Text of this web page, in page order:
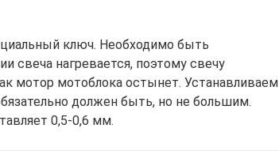
ключ. Необходимо быть
свеча нагревается, поэтому свечу
мотор мотоблока остынет. Устанавливаем
должен быть, но не большим.
0,5-0,6 мм.